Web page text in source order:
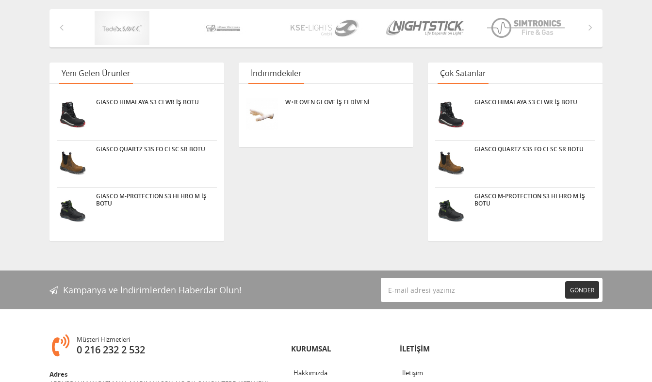
Yeni Gelen Ürünler
GIASCO HIMALAYA S3 CI WR İŞ BOTU
GIASCO QUARTZ S3S FO CI SC SR BOTU
GIASCO M-PROTECTION S3 HI HRO M İŞ
BOTU
İndirimdekiler
W+R OVEN GLOVE İŞ ELDİVENİ
Çok Satanlar
GIASCO HIMALAYA S3 CI WR İŞ BOTU
GIASCO QUARTZ S3S FO CI SC SR BOTU
GIASCO M-PROTECTION S3 HI HRO M İŞ
BOTU
Kampanya ve İndirimlerden Haberdar Olun! GÖNDER
Müşteri Hizmetleri
0 216 232 2 532
Adres
KURUMSAL
Hakkımızda
İLETİŞİM
İletişim